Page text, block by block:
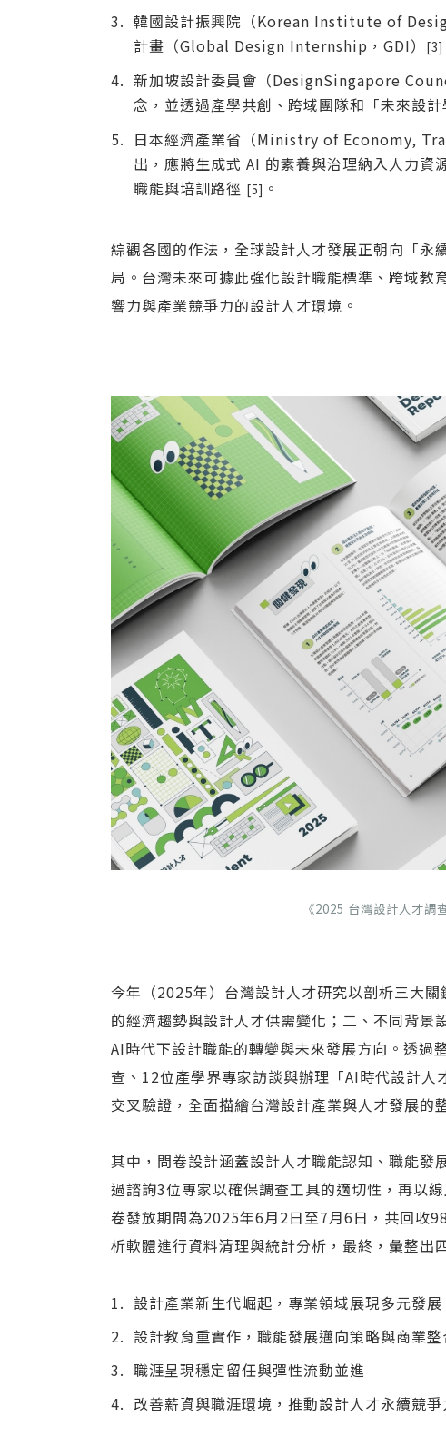
韓國設計振興院（Korean Institute of
計畫（Global Design Internship，GDI）
[3]
新加坡設計委員會（DesignSingapore
念，並透過產學共創、跨域團隊和「未來設
日本經濟產業省（Ministry of Economy,
出，應將生成式 AI 的素養與治理納入人力資
職能與培訓路徑 [5] 。
綜觀各國的作法，全球設計人才發展正朝向「永
局。台灣未來可據此強化設計職能標準、跨域教
響力與產業競爭力的設計人才環境。
《2025 台灣設計人才調
今年（2025年）台灣設計人才研究以剖析三大
的經濟趨勢與設計人才供需變化；二、不同背景
AI時代下設計職能的轉變與未來發展方向。透過
查、12位產學界專家訪談與辦理「AI時代設計
交叉驗證，全面描繪台灣設計產業與人才發展的
其中，問卷設計涵蓋設計人才職能認知、職能發
過諮詢3位專家以確保調查工具的適切性，再以
卷發放期間為2025年6月2日至7月6日，共回收
析軟體進行資料清理與統計分析，最終，彙整出
設計產業新生代崛起，專業領域展現多元發展
設計教育重實作，職能發展邁向策略與商業整
職涯呈現穩定留任與彈性流動並進
改善薪資與職涯環境，推動設計人才永續競爭